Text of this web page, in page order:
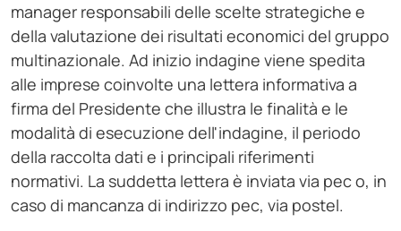
manager responsabili delle scelte strategiche e
della valutazione dei risultati economici del gruppo
multinazionale. Ad inizio indagine viene spedita
alle imprese coinvolte una lettera informativa a
firma del Presidente che illustra le finalità e le
modalità di esecuzione dell'indagine, il periodo
della raccolta dati e i principali riferimenti
normativi. La suddetta lettera è inviata via pec o, in
caso di mancanza di indirizzo pec, via postel.